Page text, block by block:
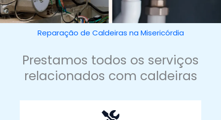
Reparação de Caldeiras na Misericórdia
Prestamos todos os serviços
relacionados com caldeiras